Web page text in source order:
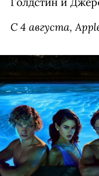
С 4 августа,